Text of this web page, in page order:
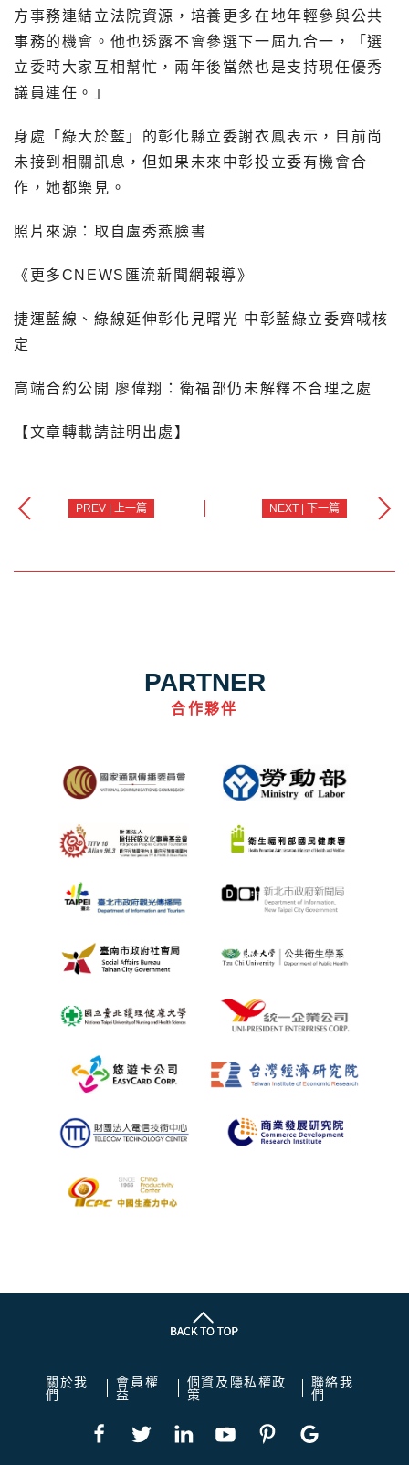
方事務連結立法院資源，培養更多在地年輕參與公共
事務的機會。他也透露不會參選下一屆九合一，「選
立委時大家互相幫忙，兩年後當然也是支持現任優秀
議員連任。」
身處「綠大於藍」的彰化縣立委謝衣鳯表示，目前尚
未接到相關訊息，但如果未來中彰投立委有機會合
作，她都樂見。
照片來源：取自盧秀燕臉書
《更多CNEWS匯流新聞網報導》
捷運藍線、綠線延伸彰化見曙光 中彰藍綠立委齊喊核
定
高端合約公開 廖偉翔：衛福部仍未解釋不合理之處
【文章轉載請註明出處】
PREV | 上一篇 NEXT | 下一篇
PARTNER
合作夥伴
關於我
們
會員權
益
個資及隱私權政
策
聯絡我
們